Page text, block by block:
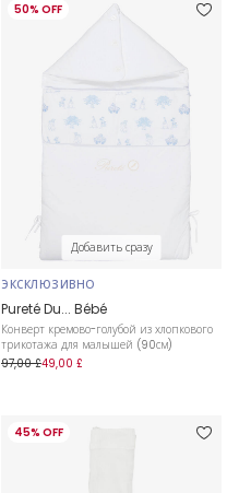
50% OFF
Добавить сразу
ЭКСКЛЮЗИВНО
Pureté Du... Bébé
Конверт кремово-голубой из хлопкового
трикотажа для малышей (90см)
97,00 £49,00 £
45% OFF